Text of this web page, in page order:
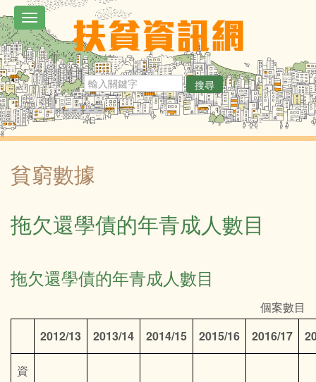
移
至
主
內
容
Toggle
navigation
搜尋
貧窮數據
拖欠還學債的年青成人數目
拖欠還學債的年青成人數目
個案數目
2012/13
2013/14 2014/15 2015/16 2016/17
資